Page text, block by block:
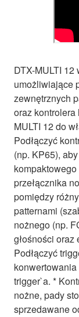
DTX-MULTI
umożliwiające
zewnętrznych
oraz kontrolera
MULTI 12 do
Podłączyć
(np. KP65),
przełącznika
pomiędzy
patternami
nożnego (np.
głośności oraz
Podłączyć
trigger`a. *
nożne, pady
sprzedawane